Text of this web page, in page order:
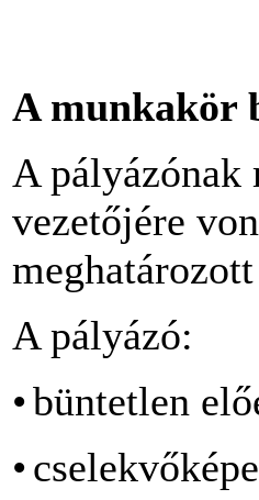
A munkakör
A
vezetőjére
A pályázó:
•büntetlen
•